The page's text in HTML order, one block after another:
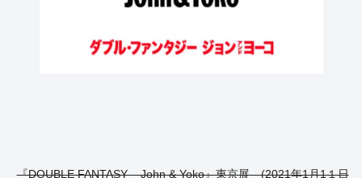
『DOUBLE FANTASY – John & Yoko』東京展 (2021年1月1１日